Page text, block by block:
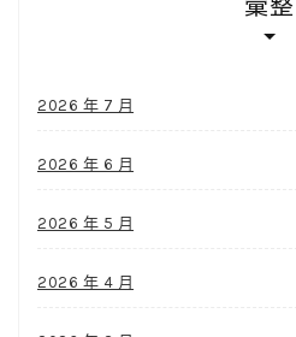
2026 年 7 月
2026 年 6 月
2026 年 5 月
2026 年 4 月